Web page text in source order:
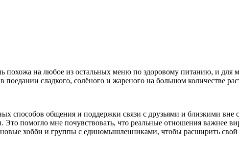
похожа на любое из остальных меню по здоровому питанию, и
поедании сладкого, солёного и жареного на большом количестве
способов общения и поддержки связи с друзьями и близкими вне
Это помогло мне почувствовать, что реальные отношения важнее
новые хобби и группы с единомышленниками, чтобы расширить